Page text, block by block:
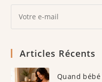
Articles Récents
Quand